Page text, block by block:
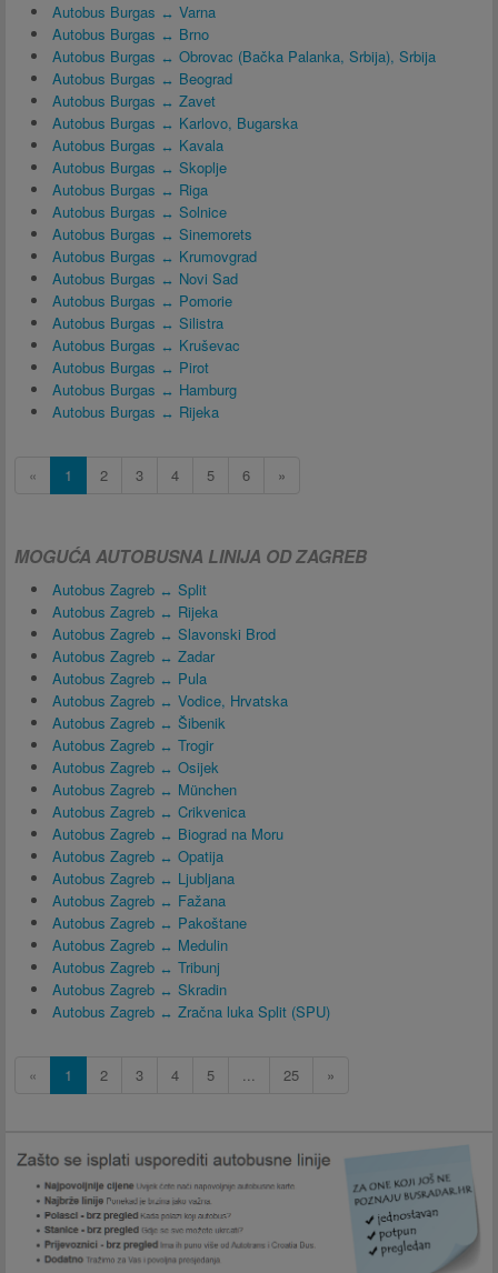
Autobus Burgas ↔ Varna
Autobus Burgas ↔ Brno
Autobus Burgas ↔ Obrovac (Bačka Palanka, Srbija), Srbija
Autobus Burgas ↔ Beograd
Autobus Burgas ↔ Zavet
Autobus Burgas ↔ Karlovo, Bugarska
Autobus Burgas ↔ Kavala
Autobus Burgas ↔ Skoplje
Autobus Burgas ↔ Riga
Autobus Burgas ↔ Solnice
Autobus Burgas ↔ Sinemorets
Autobus Burgas ↔ Krumovgrad
Autobus Burgas ↔ Novi Sad
Autobus Burgas ↔ Pomorie
Autobus Burgas ↔ Silistra
Autobus Burgas ↔ Kruševac
Autobus Burgas ↔ Pirot
Autobus Burgas ↔ Hamburg
Autobus Burgas ↔ Rijeka
« 1 2 3 4 5 6 »
MOGUĆA AUTOBUSNA LINIJA OD ZAGREB
Autobus Zagreb ↔ Split
Autobus Zagreb ↔ Rijeka
Autobus Zagreb ↔ Slavonski Brod
Autobus Zagreb ↔ Zadar
Autobus Zagreb ↔ Pula
Autobus Zagreb ↔ Vodice, Hrvatska
Autobus Zagreb ↔ Šibenik
Autobus Zagreb ↔ Trogir
Autobus Zagreb ↔ Osijek
Autobus Zagreb ↔ München
Autobus Zagreb ↔ Crikvenica
Autobus Zagreb ↔ Biograd na Moru
Autobus Zagreb ↔ Opatija
Autobus Zagreb ↔ Ljubljana
Autobus Zagreb ↔ Fažana
Autobus Zagreb ↔ Pakoštane
Autobus Zagreb ↔ Medulin
Autobus Zagreb ↔ Tribunj
Autobus Zagreb ↔ Skradin
Autobus Zagreb ↔ Zračna luka Split (SPU)
« 1 2 3 4 5 ... 25 »